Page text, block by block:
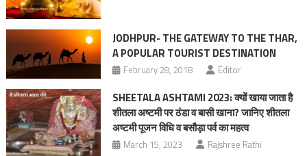
JODHPUR- THE GATEWAY TO THE THAR,
A POPULAR TOURIST DESTINATION
February 28, 2018 Editor
SHEETALA ASHTAMI 2023: क्यों खाया जाता है
शीतला अष्टमी पर ठंडा व बासी खाना? जानिए शीतला
अष्टमी पूजन विधि व बसौड़ा पर्व का महत्व
March 15, 2023 Rajshree Rathi